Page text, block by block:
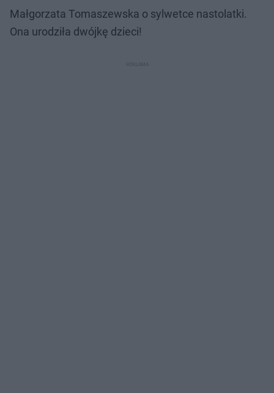
Małgorzata Tomaszewska o sylwetce nastolatki.
Ona urodziła dwójkę dzieci!